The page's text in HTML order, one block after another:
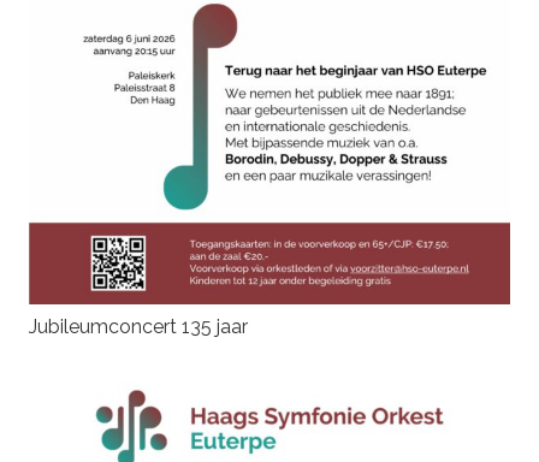
Jubileumconcert 135 jaar